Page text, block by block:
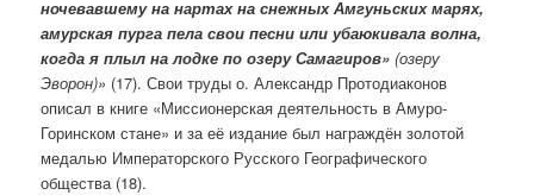
ночевавшему на нартах на снежных Амгуньских марях,
амурская пурга пела свои песни или убаюкивала волна,
когда я плыл на лодке по озеру Самагиров» (озеру
Эворон)» (17). Свои труды о. Александр Протодиаконов
описал в книге «Миссионерская деятельность в Амуро-
Горинском стане» и за её издание был награждён золотой
медалью Императорского Русского Географического
общества (18).